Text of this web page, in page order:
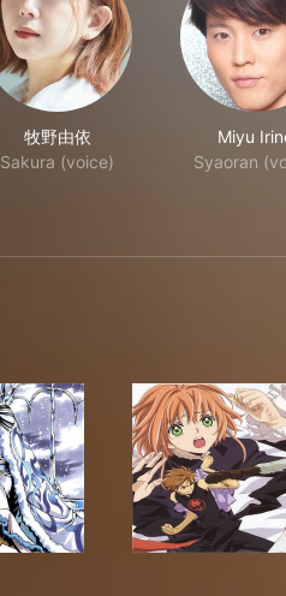
牧野由依
Sakura (voice)
Miyu
Syaoran